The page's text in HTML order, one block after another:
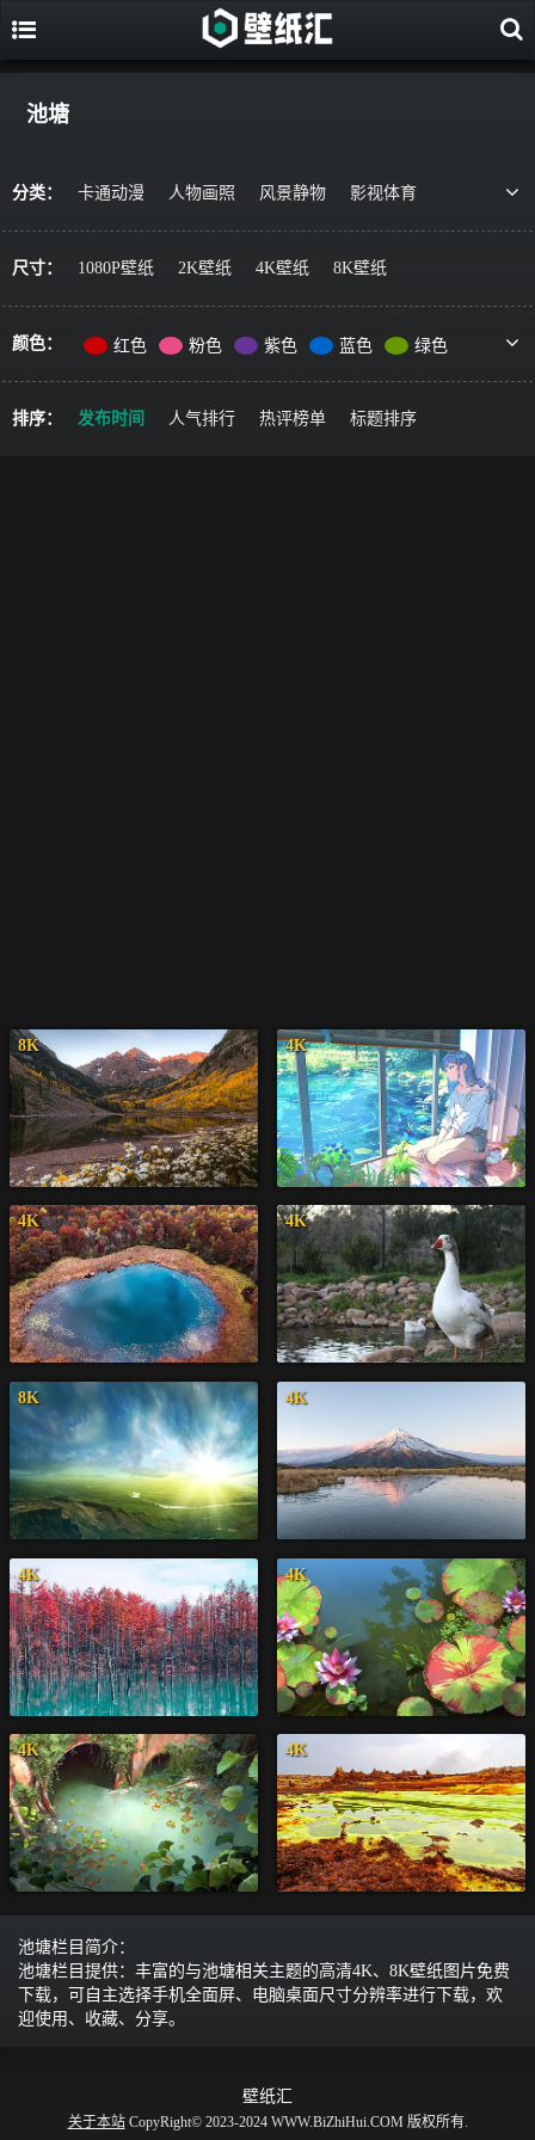
池塘
分类： 卡通动漫 人物画照 风景静物
影视体育
艺术绘画
宇宙星空 军事科技
简约主义
尺寸： 1080P壁纸 2K壁纸 4K壁纸 8K壁纸
颜色： 红色 粉色 紫色 蓝色
绿色
黄色
橙色 棕色 灰色
黑色
彩色
排序： 发布时间 人气排行 热评榜单 标题排序
8K 4K
4K 4K
8K 4K
4K 4K
4K 4K
池塘栏目简介：
池塘栏目提供：丰富的与池塘相关主题的高清4K、8K壁纸图片免费
下载，可自主选择手机全面屏、电脑桌面尺寸分辨率进行下载，欢
迎使用、收藏、分享。
壁纸汇
关于本站CopyRight© 2023-2024 WWW.BiZhiHui.COM 版权所有.